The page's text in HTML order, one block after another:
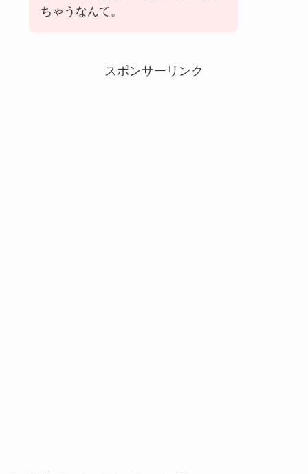
ちゃうなんて。
スポンサーリンク